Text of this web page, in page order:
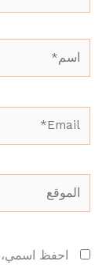
احفظ اسمي،